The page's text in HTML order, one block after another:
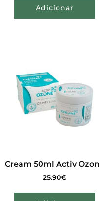
Adicionar
Cream 50ml Activ
25.90€